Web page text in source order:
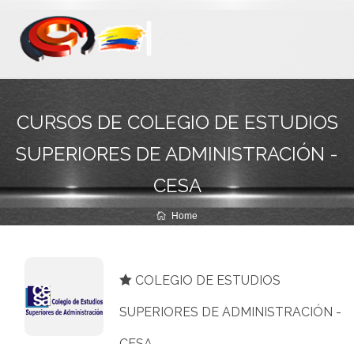
CURSOS DE COLEGIO DE ESTUDIOS
SUPERIORES DE ADMINISTRACIÓN -
CESA
Home
COLEGIO DE ESTUDIOS
SUPERIORES DE ADMINISTRACIÓN -